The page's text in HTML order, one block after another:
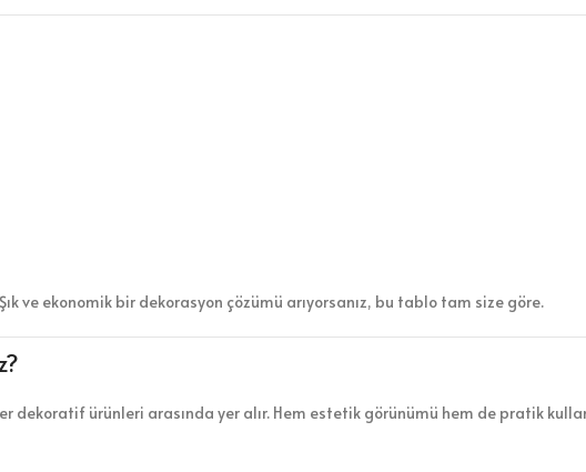
ve ekonomik bir dekorasyon çözümü arıyorsanız, bu tablo tam size göre.
dekoratif ürünleri arasında yer alır. Hem estetik görünümü hem de pratik